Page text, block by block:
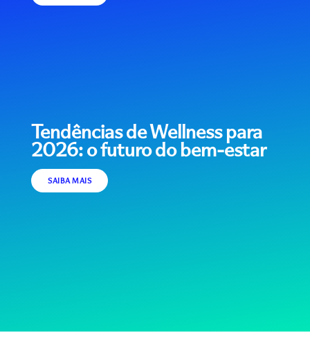
Tendências de Wellness para
2026: o futuro do bem-estar
SAIBA MAIS